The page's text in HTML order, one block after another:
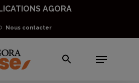
AGORA
Nous contacter
Menu